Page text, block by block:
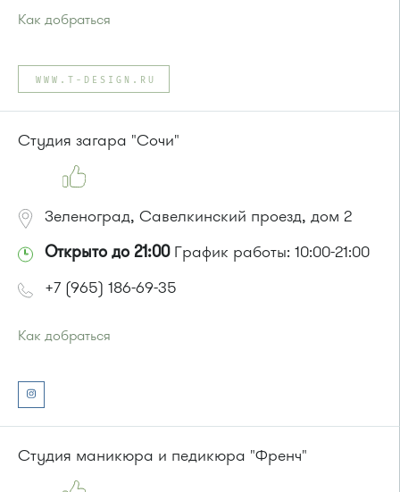
Как добраться
Автобусы № 2, 3, 9, 11, 19, 31, 32.
Маршрутка № 409м, 419м
или до остановки"Товары для дома":
Маршрутка № 408м, 419м, 476м
WWW.T-DESIGN.RU
Студия загара "Сочи"
Зеленоград, Савелкинский проезд, дом 2
Открыто до 21:00График работы: 10:00-21:00
+7 (965) 186-69-35
Как добраться
Автобусы № 2, 3, 9, 11, 19, 31, 32.
Маршрутка № 409м, 419м
или до остановки"Товары для дома":
Маршрутка № 408м, 419м, 476м
Студия маникюра и педикюра "Френч"